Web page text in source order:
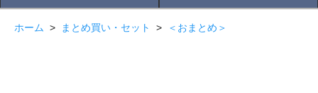
ホーム > まとめ買い・セット > ＜おまとめ＞